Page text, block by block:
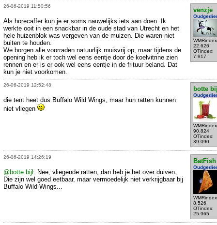
26-06-2019 11:50:56
venzje
22.626
OTindex:
7.917
Als horecaffer kun je er soms nauwelijks iets aan doen. Ik
werkte ooit in een snackbar in de oude stad van Utrecht en het
hele huizenblok was vergeven van de muizen. Die waren niet
buiten te houden.
We borgen alle voorraden natuurlijk muisvrij op, maar tijdens de
opening heb ik er toch wel eens eentje door de koelvitrine zien
rennen en er is er ook wel eens eentje in de frituur beland. Dat
kun je niet voorkomen.
26-06-2019 12:52:48
botte
90.824
OTindex:
39.090
die tent heet dus Buffalo Wild Wings, maar hun ratten kunnen
niet vliegen
26-06-2019 14:26:19
BatFish
8.526
OTindex:
25.965
@botte bijl: Nee, vliegende ratten, dan heb je het over duiven.
Die zijn wel goed eetbaar, maar vermoedelijk niet verkrijgbaar bij
Buffalo Wild Wings...